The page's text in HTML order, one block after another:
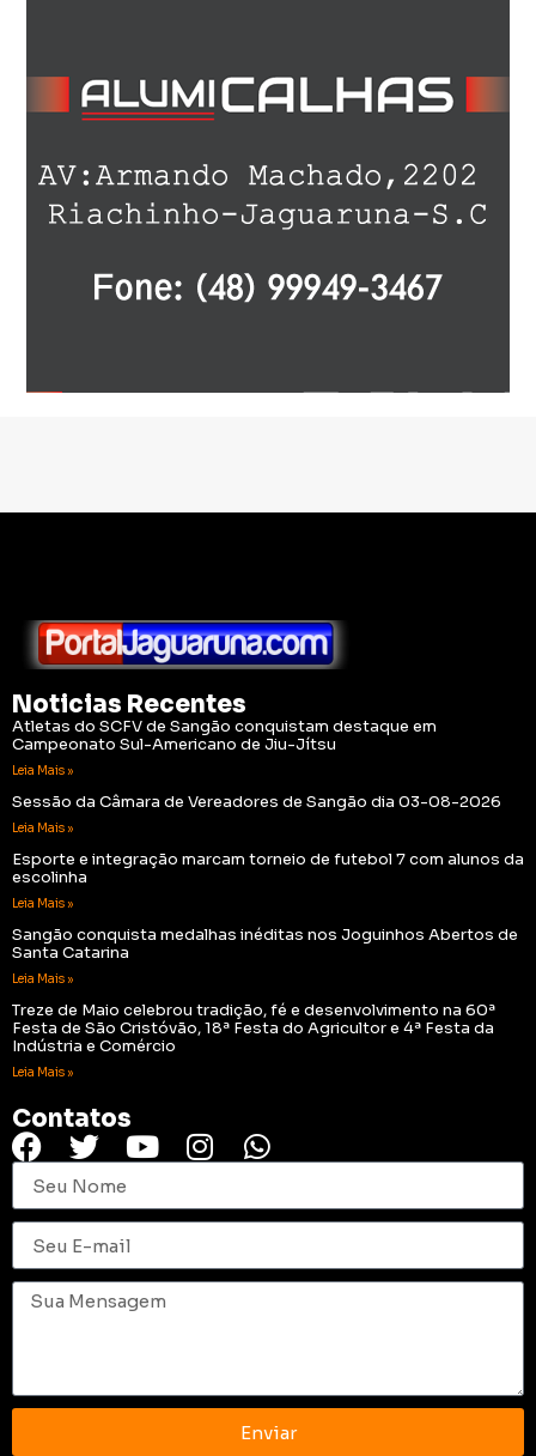
Noticias Recentes
Atletas do SCFV de Sangão conquistam destaque em
Campeonato Sul-Americano de Jiu-Jítsu
Leia Mais »
Sessão da Câmara de Vereadores de Sangão dia 03-08-2026
Leia Mais »
Esporte e integração marcam torneio de futebol 7 com alunos da
escolinha
Leia Mais »
Sangão conquista medalhas inéditas nos Joguinhos Abertos de
Santa Catarina
Leia Mais »
Treze de Maio celebrou tradição, fé e desenvolvimento na 60ª
Festa de São Cristóvão, 18ª Festa do Agricultor e 4ª Festa da
Indústria e Comércio
Leia Mais »
Contatos
Enviar